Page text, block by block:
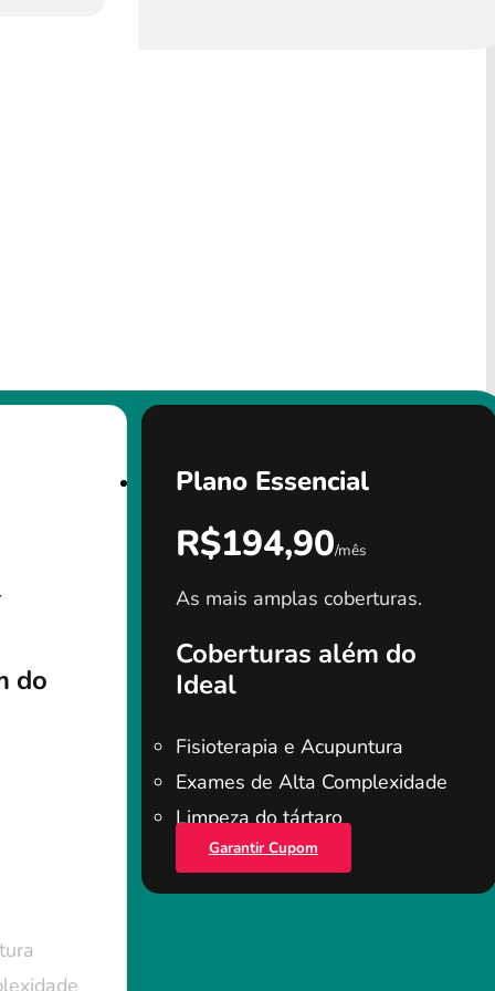
do
Plano Essencial
R$194,90/mês
As mais amplas coberturas.
Coberturas além do
Ideal
Fisioterapia e Acupuntura
Exames de Alta Complexidade
Limpeza do tártaro
Garantir Cupom